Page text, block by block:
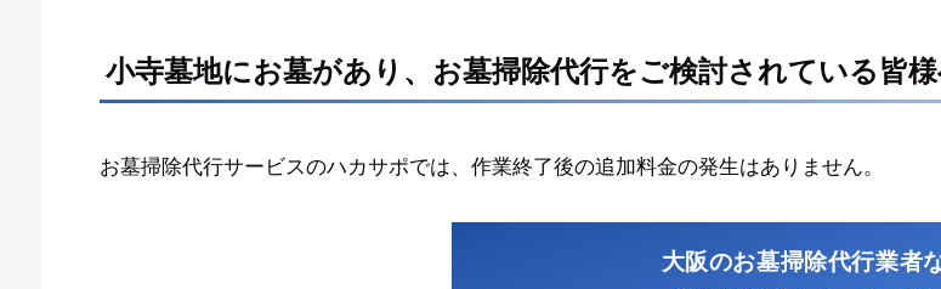
小寺墓地にお墓があり、お墓掃除代行をご検討されている皆
お墓掃除代行サービスのハカサポでは、作業終了後の追加料金の発生はありません。
大阪のお墓掃除代行業者